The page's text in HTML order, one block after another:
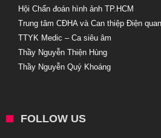
Hội Chẩn đoán hình ảnh TP.HCM
Trung tâm CĐHA và Can thiệp Điện
TTYK Medic – Ca siêu âm
Thầy Nguyễn Thiện Hùng
Thầy Nguyễn Quý Khoáng
FOLLOW US